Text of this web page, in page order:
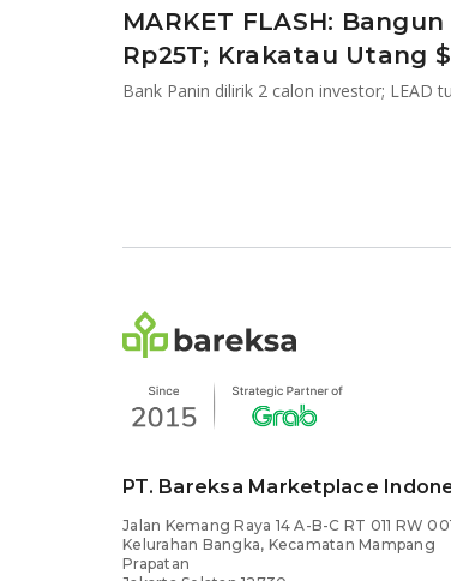
MARKET FLASH:
Rp25T; Krakatau Utang
Bank Panin dilirik 2 calon investor; LEAD
PT. Bareksa Marketplace
Jalan Kemang Raya 14 A-B-C RT 011 RW
Kelurahan Bangka, Kecamatan Mampang
Prapatan